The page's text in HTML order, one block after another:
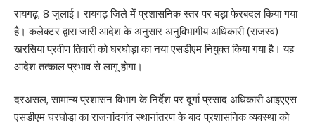
रायगढ़, 8 जुलाई। रायगढ़ जिले में प्रशासनिक स्तर पर बड़ा फेरबदल किया गया
है। कलेक्टर द्वारा जारी आदेश के अनुसार अनुविभागीय अधिकारी (राजस्व)
खरसिया प्रवीण तिवारी को घरघोड़ा का नया एसडीएम नियुक्त किया गया है। यह
आदेश तत्काल प्रभाव से लागू होगा।
दरअसल, सामान्य प्रशासन विभाग के निर्देश पर दूर्गा प्रसाद अधिकारी आइएएस
एसडीएम घरघोडा़ का राजनांदगांव स्थानांतरण के बाद प्रशासनिक व्यवस्था को